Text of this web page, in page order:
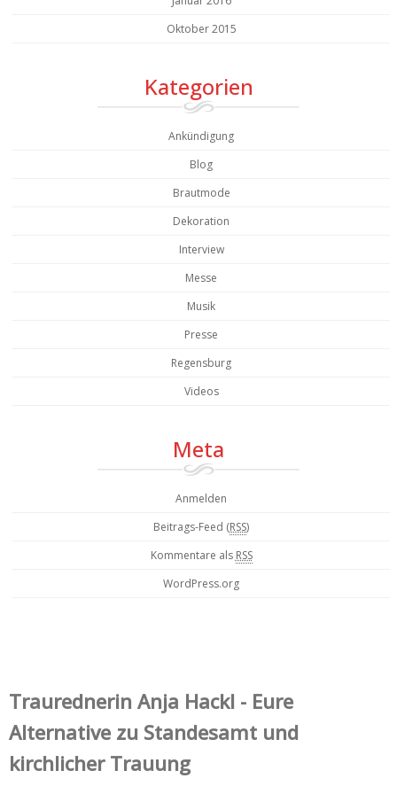
Oktober 2015
Kategorien
Ankündigung
Blog
Brautmode
Dekoration
Interview
Messe
Musik
Presse
Regensburg
Videos
Meta
Anmelden
Beitrags-Feed (RSS)
Kommentare als RSS
WordPress.org
Trauredner‌in Anja Hackl - Eure
Alternative zu Standesamt und
kirchlicher Trauung